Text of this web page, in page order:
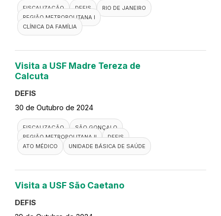
FISCALIZAÇÃO DEFIS
RIO DE JANEIRO
REGIÃO METROPOLITANA I
CLÍNICA DA FAMÍLIA
Visita a USF Madre Tereza de
Calcuta
DEFIS
30 de Outubro de 2024
FISCALIZAÇÃO
SÃO GONÇALO
REGIÃO METROPOLITANA II
DEFIS
ATO MÉDICO
UNIDADE BÁSICA DE SAÚDE